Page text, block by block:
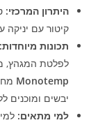
היתרון המרכזי:
קיטור עם יניקה
תכונות מיוחדות:
לפלטת המגהץ,
Monotemp
יבשים ומוכנים
למי מתאים: